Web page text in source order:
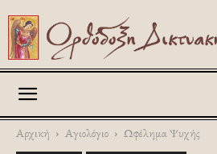
Αρχική Αγιολόγιο Ωφέλημα Ψυχής